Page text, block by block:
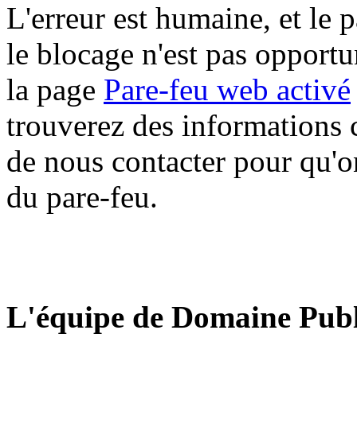
L'erreur est humaine, et le
le blocage n'est pas
la page Pare-feu web activé
trouverez des informations
de nous contacter pour
du pare-feu.
L'équipe de Domaine